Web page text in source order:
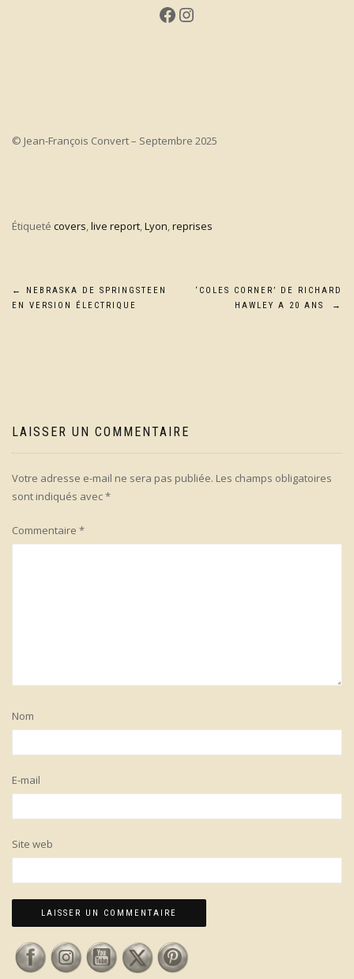
Facebook
Instagram
© Jean-François Convert – Septembre 2025
Étiqueté covers,live report,Lyon,reprises
Navigation
←
NEBRASKA DE SPRINGSTEEN
EN VERSION ÉLECTRIQUE
‘COLES CORNER’ DE RICHARD
HAWLEY A 20 ANS
→
LAISSER UN COMMENTAIRE
Votre adresse e-mail ne sera pas publiée. Les champs obligatoires
sont indiqués avec*
Commentaire *
Nom
E-mail
Site web